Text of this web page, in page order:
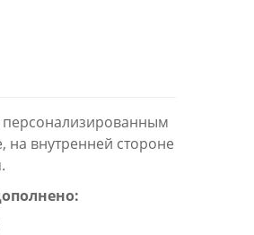
на внутренней стороне